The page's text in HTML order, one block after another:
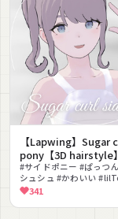
【Lapwing】Sugar
pony【3D hairstyle】
#サイドポニー #ぱっつ
シュシュ #かわいい
#MA対応 #PhysBone対
341